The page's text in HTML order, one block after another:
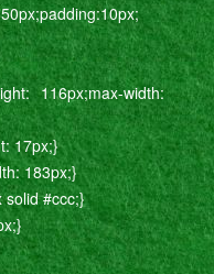
116px;max-width:
17px;}
183px;}
solid #ccc;}